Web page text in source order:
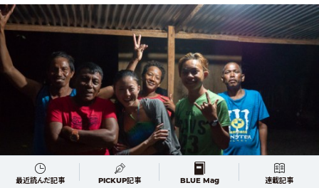
最近読んだ記事 PICKUP記事 BLUE Mag 連載記事